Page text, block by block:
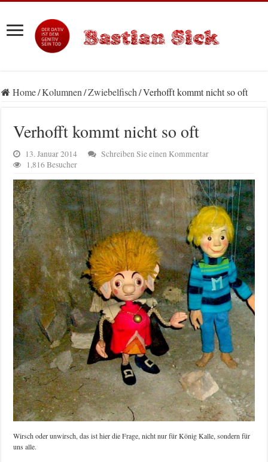
Home/Kolumnen/Zwiebelfisch/Verhofft kommt nicht so oft
Verhofft kommt nicht so oft
13. Januar 2014
Schreiben Sie einen Kommentar
1,816 Besucher
Wirsch oder unwirsch, das ist hier die Frage, nicht nur für König Kalle, sondern für
uns alle.